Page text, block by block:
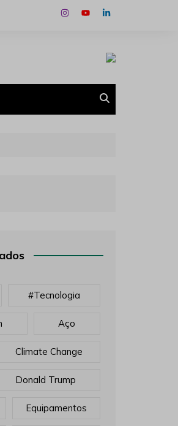
#tecnologia
Aço
Climate Change
Donald Trump
Equipamentos